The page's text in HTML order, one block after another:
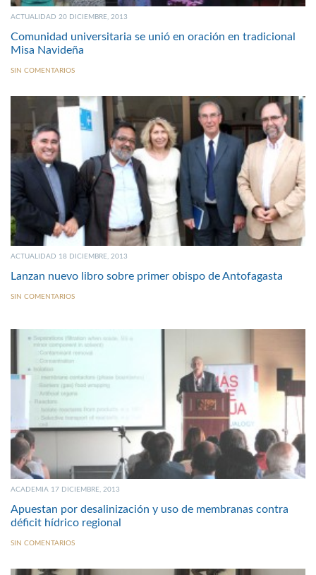
ACTUALIDAD 20 DICIEMBRE, 2013
Comunidad universitaria se unió en oración en tradicional
Misa Navideña
SIN COMENTARIOS
ACTUALIDAD 18 DICIEMBRE, 2013
Lanzan nuevo libro sobre primer obispo de Antofagasta
SIN COMENTARIOS
ACADEMIA 17 DICIEMBRE, 2013
Apuestan por desalinización y uso de membranas contra
déficit hídrico regional
SIN COMENTARIOS